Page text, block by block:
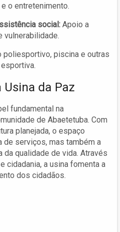
o entretenimento.
social: Apoio a
vulnerabilidade.
poliesportivo, piscina e outras
da Paz
fundamental na
de Abaetetuba. Com
planejada, o espaço
de serviços, mas também a
da qualidade de vida. Através
cidadania, a usina fomenta a
dos cidadãos.